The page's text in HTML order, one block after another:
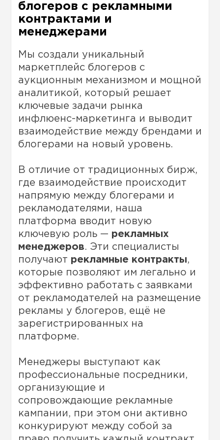
блогеров с рекламными
контрактами и
менеджерами
Мы создали уникальный
маркетплейс блогеров с
аукционным механизмом и мощной
аналитикой, который решает
ключевые задачи рынка
инфлюенс-маркетинга и выводит
взаимодействие между брендами и
блогерами на новый уровень.
В отличие от традиционных бирж,
где взаимодействие происходит
напрямую между блогерами и
рекламодателями, наша
платформа вводит новую
ключевую роль — рекламных
менеджеров. Эти специалисты
получают рекламные контракты,
которые позволяют им легально и
эффективно работать с заявками
от рекламодателей на размещение
рекламы у блогеров, ещё не
зарегистрированных на
платформе.
Менеджеры выступают как
профессиональные посредники,
организующие и
сопровождающие рекламные
кампании, при этом они активно
конкурируют между собой за